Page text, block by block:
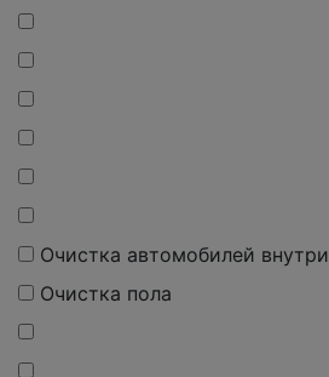
Очистка автомобилей внутри
Очистка пола